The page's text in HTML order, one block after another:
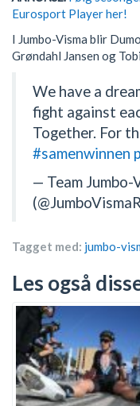
Eurosport Player her!
I Jumbo-Visma blir
Grøndahl Jansen og
We have a
fight against
Together. For
#samenwinnen
— Team Jumbo-
Tagget med: jumbo-
Les også